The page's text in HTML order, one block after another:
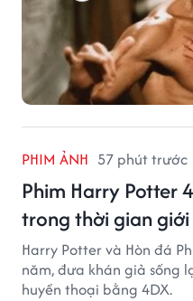
PHIM ẢNH 57 phút trước
Phim Harry Potter
trong thời gian
Harry Potter và Hòn đá
năm, đưa khán giả sống
huyền thoại bằng 4DX.